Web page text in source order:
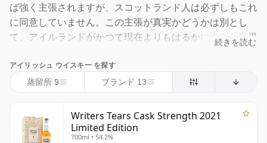
ば強く主張されますが、スコットランド人は必ずしもこれ
に同意していません。この主張が真実かどうかは別とし
て、アイルランドがかつて現在よりもはるかに大きな世界
です。不運から経営不振、そしてより広範な政治的・経済
的圧力まで、様々な理由により、アイルランドのウイスキ
ー産業は世界市場での地位を失い、20世紀の大部分にわ
たって衰退しました。
2000年代初頭、アイルランドウイスキーの大部分は3つの
続きを読む
アイリッシュ ウイスキー を探す
蒸留所 9 ブランド 13
Writers Tears Cask Strength 2021
Limited Edition
700ml • 54.2%